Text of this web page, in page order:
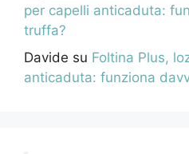
per capelli anticaduta:
truffa?
Davide su Foltina Plus,
anticaduta: funziona